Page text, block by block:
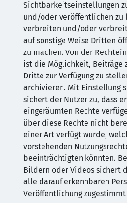
Sichtbarkeitseinstellungen
und/oder veröffentlichen zu
verbreiten und/oder
auf sonstige Weise Dritten
zu machen. Von der
ist die Möglichkeit, Beiträge
Dritte zur Verfügung zu
archivieren. Mit Einstellung
sichert der Nutzer zu, dass
eingeräumten Rechte
über diese Rechte nicht
einer Art verfügt wurde,
vorstehenden
beeinträchtigten könnten.
Bildern oder Videos sichert
alle darauf erkennbaren
Veröffentlichung zugestimmt